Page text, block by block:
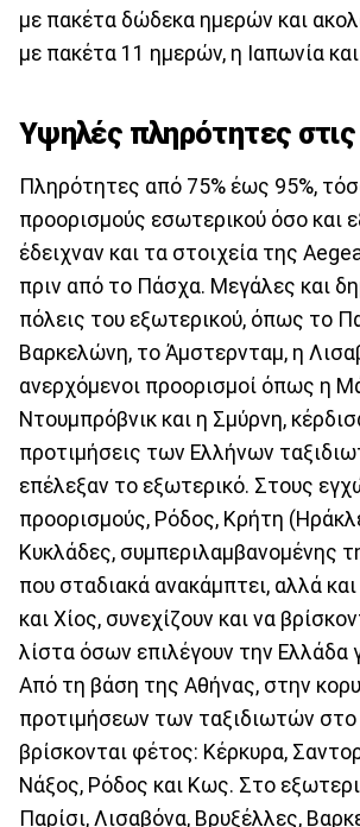
με πακέτα δώδεκα ημερών και
με πακέτα 11 ημερών, η Ιαπωνία
Υψηλές πληρότητες
Πληρότητες από 75% έως 95%,
προορισμούς εσωτερικού όσο και
έδειχναν και τα στοιχεία της
πριν από το Πάσχα. Μεγάλες και
πόλεις του εξωτερικού, όπως το
Βαρκελώνη, το Άμστερνταμ, η
ανερχόμενοι προορισμοί όπως η
Ντουμπρόβνικ και η Σμύρνη,
προτιμήσεις των Ελλήνων
επέλεξαν το εξωτερικό. Στους
προορισμούς, Ρόδος, Κρήτη
Κυκλάδες, συμπεριλαμβανομένης
που σταδιακά ανακάμπτει, αλλά
και Χίος, συνεχίζουν και να
λίστα όσων επιλέγουν την Ελλάδα
Από τη βάση της Αθήνας, στην
προτιμήσεων των ταξιδιωτών
βρίσκονται φέτος: Κέρκυρα,
Νάξος, Ρόδος και Κως. Στο
Παρίσι, Λισαβόνα, Βρυξέλλες,